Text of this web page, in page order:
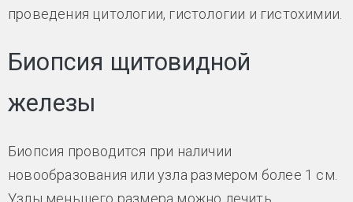
проведения цитологии, гистологии и гистохимии.
Биопсия щитовидной
железы
Биопсия проводится при наличии
новообразования или узла размером более 1 см.
Узлы меньшего размера можно лечить